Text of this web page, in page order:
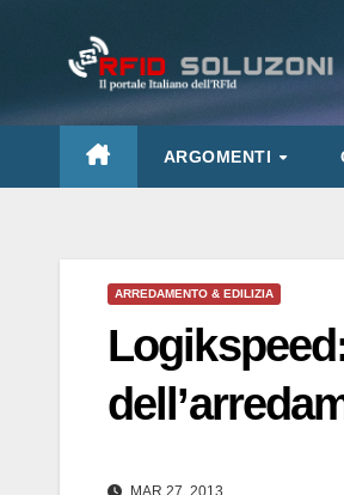
ARGOMENTI
ARREDAMENTO & EDILIZIA